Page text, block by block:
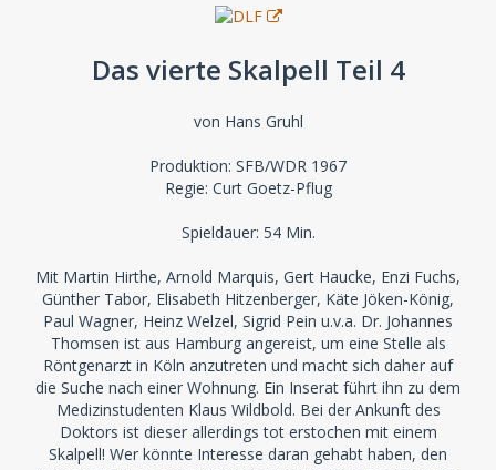
Das vierte Skalpell Teil 4
von Hans Gruhl
Produktion: SFB/WDR 1967
Regie: Curt Goetz-Pflug
Spieldauer: 54 Min.
Mit Martin Hirthe, Arnold Marquis, Gert Haucke, Enzi Fuchs,
Günther Tabor, Elisabeth Hitzenberger, Käte Jöken-König,
Paul Wagner, Heinz Welzel, Sigrid Pein u.v.a. Dr. Johannes
Thomsen ist aus Hamburg angereist, um eine Stelle als
Röntgenarzt in Köln anzutreten und macht sich daher auf
die Suche nach einer Wohnung. Ein Inserat führt ihn zu dem
Medizinstudenten Klaus Wildbold. Bei der Ankunft des
Doktors ist dieser allerdings tot erstochen mit einem
Skalpell! Wer könnte Interesse daran gehabt haben, den